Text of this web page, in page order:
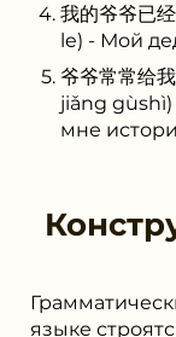
我的爷爷已
le) - Мой
爷爷常常给
jiǎng gùshì)
мне
языке